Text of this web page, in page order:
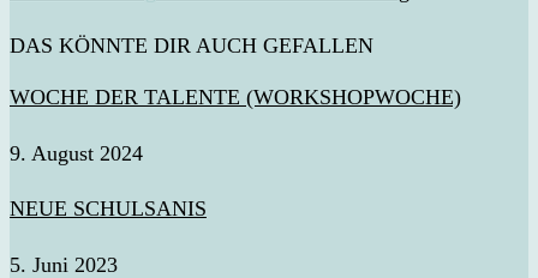
DAS KÖNNTE DIR AUCH GEFALLEN
WOCHE DER TALENTE (WORKSHOPWOCHE)
9. August 2024
NEUE SCHULSANIS
5. Juni 2023